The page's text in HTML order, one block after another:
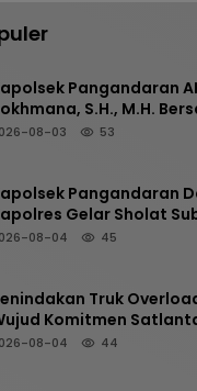
Pangandaran
S.H., M.H.
Cek TKP
08-03 53
Pangandaran
Gelar Sholat
Jami Al-Furqon,
08-04 45
Truk
Komitmen
Menjaga
08-04 44